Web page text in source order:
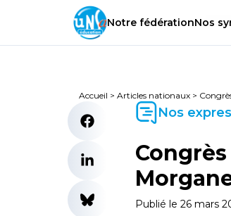
Notre fédérationNos
Accueil > Articles nationaux >
Nos
Publié le 26 mars